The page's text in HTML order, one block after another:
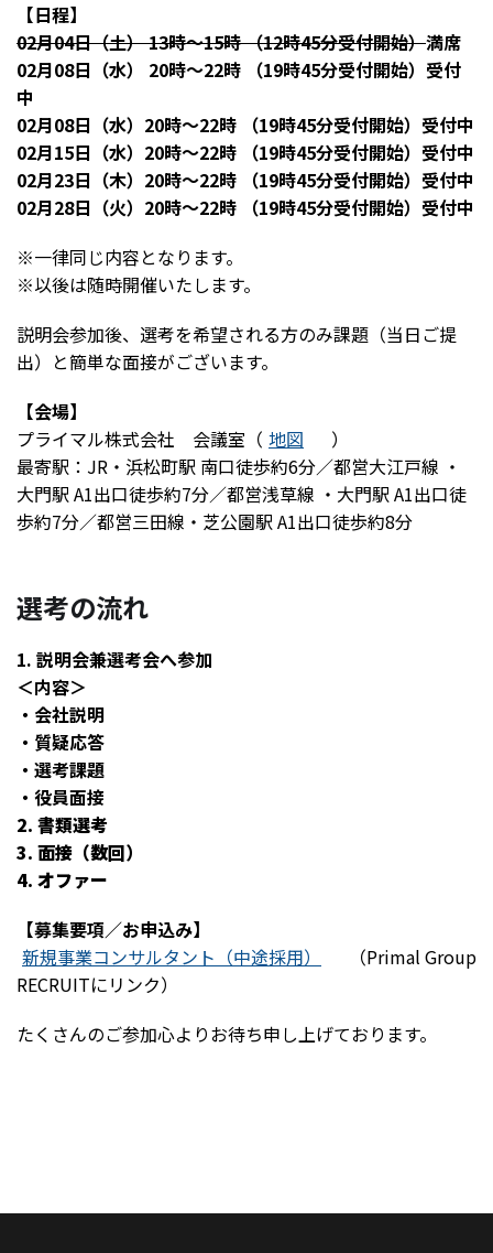
【日程】
02月04日（土） 13時〜15時 （12時45分受付開始）満席
02月08日（水） 20時〜22時 （19時45分受付開始）受付
中
02月08日（水）20時～22時 （19時45分受付開始）受付中
02月15日（水）20時～22時 （19時45分受付開始）受付中
02月23日（木）20時～22時 （19時45分受付開始）受付中
02月28日（火）20時～22時 （19時45分受付開始）受付中
※一律同じ内容となります。
※以後は随時開催いたします。
説明会参加後、選考を希望される方のみ課題（当日ご提
出）と簡単な面接がございます。
【会場】
プライマル株式会社 会議室（ 地図
）
最寄駅：JR・浜松町駅 南口徒歩約6分／都営大江戸線 ・
大門駅 A1出口徒歩約7分／都営浅草線 ・大門駅 A1出口徒
歩約7分／都営三田線・芝公園駅 A1出口徒歩約8分
選考の流れ
1. 説明会兼選考会へ参加
＜内容＞
・会社説明
・質疑応答
・選考課題
・役員面接
2. 書類選考
3. 面接（数回）
4. オファー
【募集要項／お申込み】
新規事業コンサルタント（中途採用）
（Primal Group
RECRUITにリンク）
たくさんのご参加心よりお待ち申し上げております。